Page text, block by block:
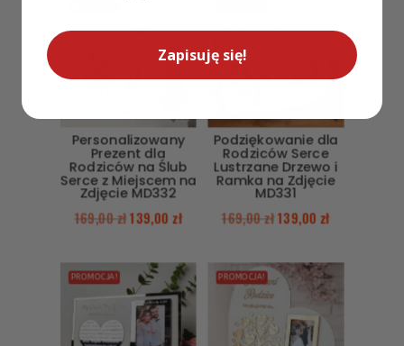
Personalizowany
Prezent dla
Rodziców na Ślub
Serce z Miejscem na
Zdjęcie MD332
169,00 zł139,00 zł
Podziękowanie dla
Rodziców Serce
Lustrzane Drzewo i
Ramka na Zdjęcie
MD331
169,00 zł139,00 zł
PROMOCJA! PROMOCJA!
Zapisuję się!